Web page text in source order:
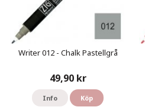
Writer 012 - Chalk Pastellgrå
49,90 kr
Info Köp